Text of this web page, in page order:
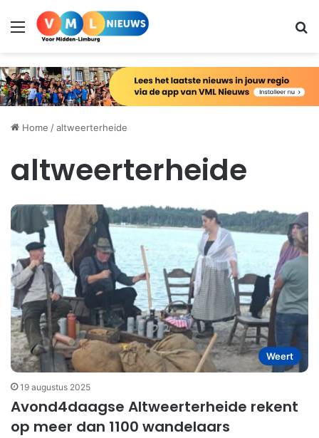
Menu
Home /altweerterheide
altweerterheide
Weert
19 augustus 2025
Avond4daagse Altweerterheide rekent
op meer dan 1100 wandelaars